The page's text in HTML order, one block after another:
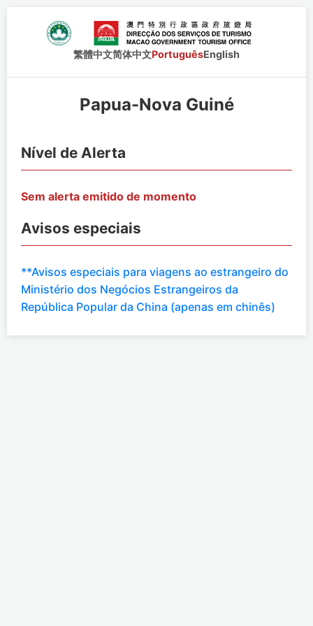
繁體中文简体中文PortuguêsEnglish
Papua-Nova Guiné
Nível de Alerta
Sem alerta emitido de momento
Avisos especiais
**Avisos especiais para viagens ao estrangeiro do
Ministério dos Negócios Estrangeiros da
República Popular da China (apenas em chinês)